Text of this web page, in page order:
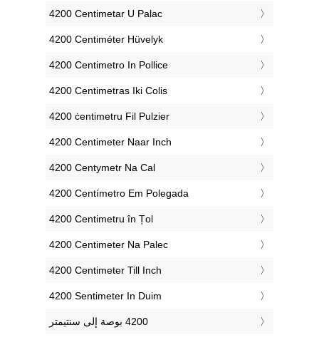
‎4200 Centimetar U Palac
‎4200 Centiméter Hüvelyk
‎4200 Centimetro In Pollice
‎4200 Centimetras Iki Colis
‎4200 ċentimetru Fil Pulzier
‎4200 Centimeter Naar Inch
‎4200 Centymetr Na Cal
‎4200 Centímetro Em Polegada
‎4200 Centimetru în Țol
‎4200 Centimeter Na Palec
‎4200 Centimeter Till Inch
‎4200 Sentimeter In Duim